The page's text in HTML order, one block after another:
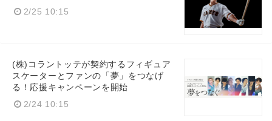
2/25 10:15
(株)コラントッテが契約するフィギュア
スケーターとファンの「夢」をつなげ
る！応援キャンペーンを開始
2/24 10:15